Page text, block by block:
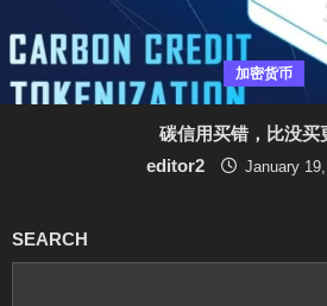
加密货币
碳信用买错，比没买
editor2
January
SEARCH
SEARCH